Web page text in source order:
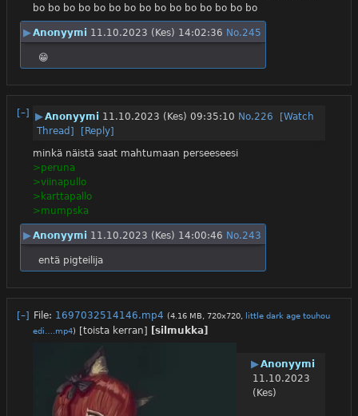
bo bo bo bo bo bo bo bo bo bo bo bo bo bo bo
▶Anonyymi 11.10.2023 (Kes) 14:02:36 No.245
😁
[–] ▶Anonyymi 11.10.2023 (Kes) 09:35:10 No.226
[Watch
Thread]
[Reply]
minkä näistä saat mahtumaan perseeseesi
>peruna
>viinapullo
>karttapallo
>mumpska
▶Anonyymi 11.10.2023 (Kes) 14:00:46 No.243
entä pigteilija
[–] File: 1697032514146.mp4 (4.16 MB, 720x720,
little dark age touhou
edi….mp4) [toista kerran] [silmukka]
▶Anonyymi
11.10.2023
(Kes)